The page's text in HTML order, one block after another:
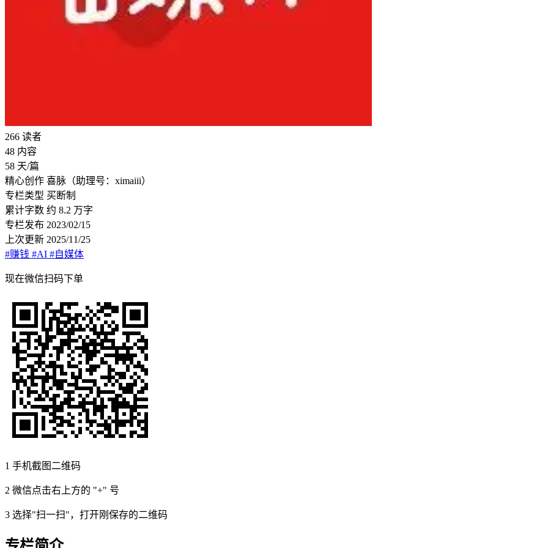
266 读者
48 内容
58 天/篇
精心创作 喜脉（助理号：ximaiii）
专栏类型 买断制
累计字数 约 8.2 万字
专栏发布 2023/02/15
上次更新 2025/11/25
#赚钱 #AI #自媒体
现在微信扫码下单
1 手机截图二维码
2 微信点击右上方的 "+" 号
3 选择"扫一扫"，打开刚保存的二维码